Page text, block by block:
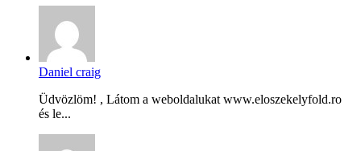
Daniel craig
Üdvözlöm! , Látom a weboldalukat www.eloszekelyfold.ro
és le...